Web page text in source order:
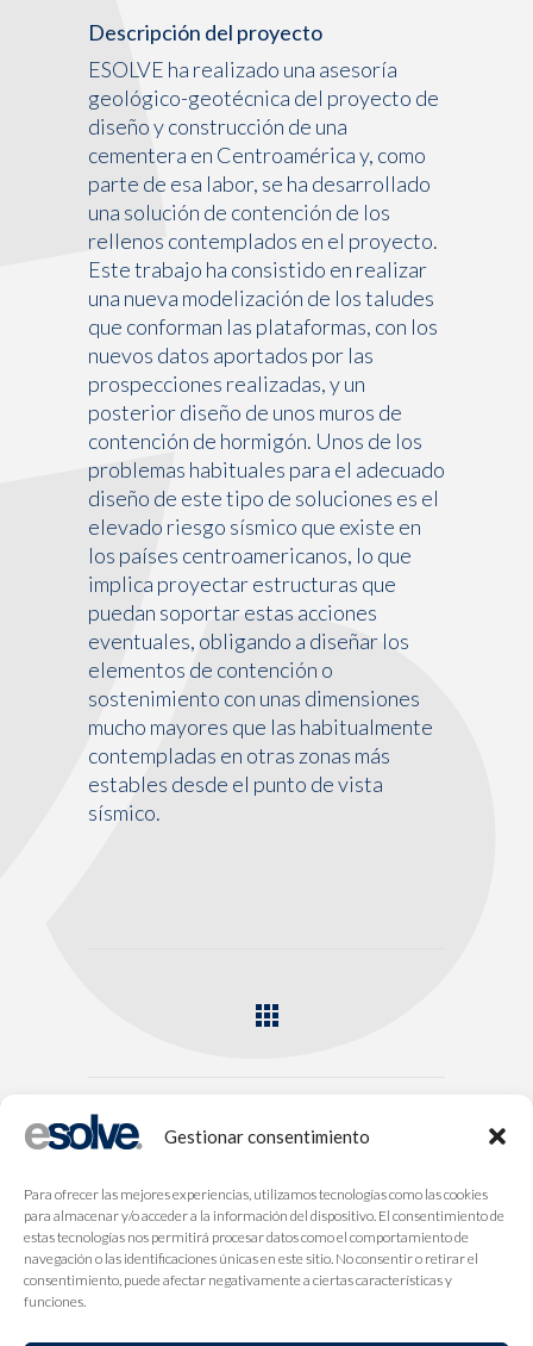
Gestionar consentimiento
Para ofrecer las mejores experiencias, utilizamos tecnologías como las cookies
para almacenar y/o acceder a la información del dispositivo. El consentimiento de
estas tecnologías nos permitirá procesar datos como el comportamiento de
navegación o las identificaciones únicas en este sitio. No consentir o retirar el
consentimiento, puede afectar negativamente a ciertas características y
funciones.
Descripción del proyecto
ESOLVE ha realizado una asesoría
geológico-geotécnica del proyecto de
diseño y construcción de una
cementera en Centroamérica y, como
parte de esa labor, se ha desarrollado
una solución de contención de los
rellenos contemplados en el proyecto.
Este trabajo ha consistido en realizar
una nueva modelización de los taludes
que conforman las plataformas, con los
nuevos datos aportados por las
prospecciones realizadas, y un
posterior diseño de unos muros de
contención de hormigón. Unos de los
problemas habituales para el adecuado
diseño de este tipo de soluciones es el
elevado riesgo sísmico que existe en
los países centroamericanos, lo que
implica proyectar estructuras que
puedan soportar estas acciones
eventuales, obligando a diseñar los
elementos de contención o
sostenimiento con unas dimensiones
mucho mayores que las habitualmente
contempladas en otras zonas más
estables desde el punto de vista
sísmico.